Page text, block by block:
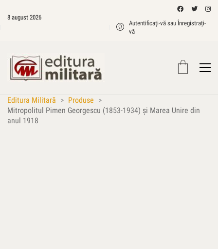
8 august 2026
Autentificați-vă sau Înregistrați-
vă
Editura Militară > Produse >
Mitropolitul Pimen Georgescu (1853-1934) şi Marea Unire din
anul 1918